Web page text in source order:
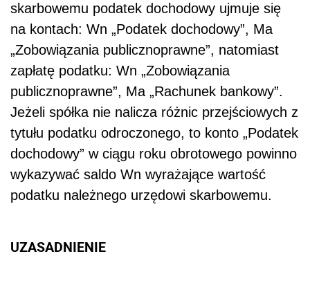
skarbowemu podatek dochodowy ujmuje się
na kontach: Wn „Podatek dochodowy”, Ma
„Zobowiązania publicznoprawne”, natomiast
zapłatę podatku: Wn „Zobowiązania
publicznoprawne”, Ma „Rachunek bankowy”.
Jeżeli spółka nie nalicza różnic przejściowych z
tytułu podatku odroczonego, to konto „Podatek
dochodowy” w ciągu roku obrotowego powinno
wykazywać saldo Wn wyrażające wartość
podatku należnego urzędowi skarbowemu.
UZASADNIENIE